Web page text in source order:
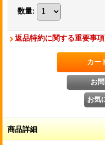
数量:
返品特約に関する重要事項
商品詳細